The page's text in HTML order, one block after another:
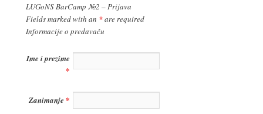
LUGoNS BarCamp №2 – Prijava
Fields marked with an *are required
Informacije o predavaču
Ime i prezime
*
Zanimanje *